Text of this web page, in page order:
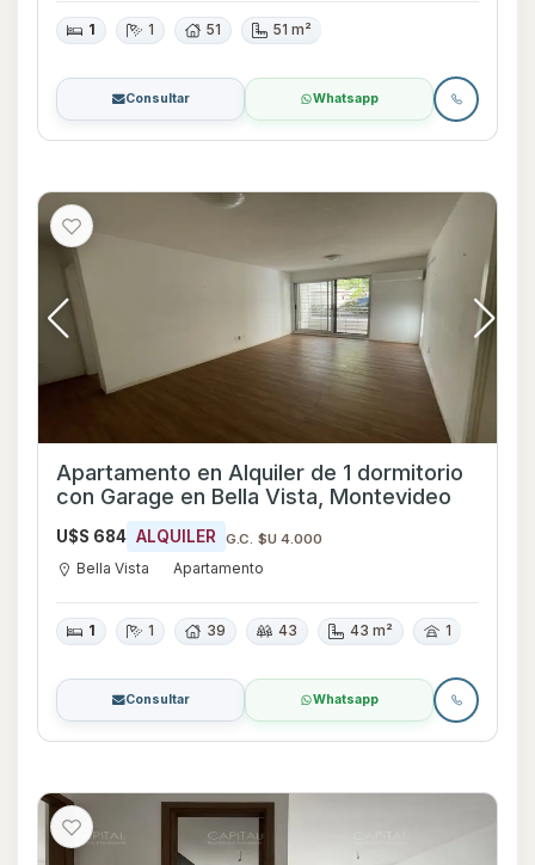
1 1 51 51 m²
Consultar Whatsapp
Apartamento en Alquiler de 1 dormitorio
con Garage en Bella Vista, Montevideo
U$S 684 ALQUILER G.C. $U 4.000
Bella Vista Apartamento
1 1 39 43 43 m² 1
Consultar Whatsapp